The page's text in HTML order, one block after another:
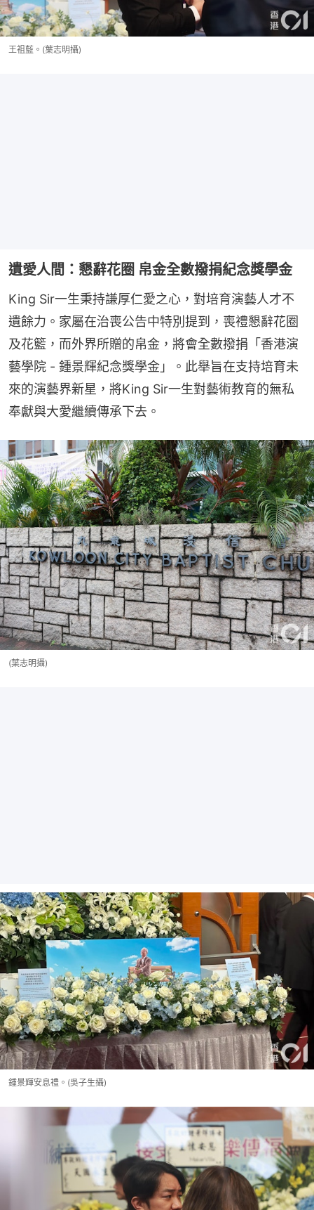
王祖藍。(葉志明攝)
遺愛人間：懇辭花圈 帛金全數撥捐紀念獎學金
King Sir一生秉持謙厚仁愛之心，對培育演藝人才不
遺餘力。家屬在治喪公告中特別提到，喪禮懇辭花圈
及花籃，而外界所贈的帛金，將會全數撥捐「香港演
藝學院 - 鍾景輝紀念獎學金」。此舉旨在支持培育未
來的演藝界新星，將King Sir一生對藝術教育的無私
奉獻與大愛繼續傳承下去。
(葉志明攝)
鍾景輝安息禮。(吳子生攝)